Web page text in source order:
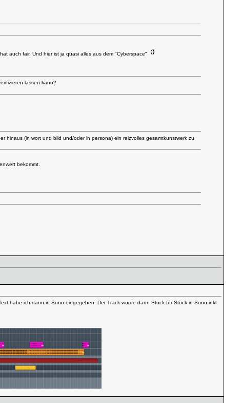
auch fair. Und hier ist ja quasi alles aus dem "Cyberspace"
lassen kann?
(in wort und bild und/oder in persona) ein reizvolles gesamtkunstwerk zu
bekommt.
habe ich dann in Suno eingegeben. Der Track wurde dann Stück für Stück in Suno inkl.